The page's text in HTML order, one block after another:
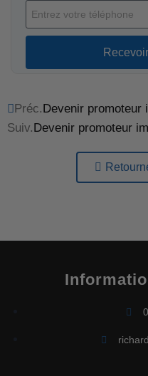
Préc.Devenir promoteur
Suiv.Devenir promoteur